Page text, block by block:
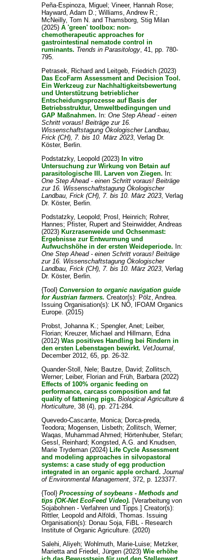
Peña-Espinoza, Miguel ; Vineer, Hannah Rose;
Hayward, Adam D.; Williams, Andrew R.;
McNeilly, Tom N. and Thamsborg, Stig Milan
(2025) A 'green' toolbox: non-
chemotherapeutic approaches for
gastrointestinal nematode control in
ruminants. Trends in Parasitology, 41, pp. 780-
795.
Petrasek, Richard and Leitgeb, Friedrich(2023)
Das EcoFarm Assessment and Decision Tool.
Ein Werkzeug zur Nachhaltigkeitsbewertung
und Unterstützung betrieblicher
Entscheidungsprozesse auf Basis der
Betriebsstruktur, Umweltbedingungen und
GAP Maßnahmen. In: One Step Ahead - einen
Schritt voraus! Beiträge zur 16.
Wissenschaftstagung Ökologischer Landbau,
Frick (CH), 7. bis 10. März 2023, Verlag Dr.
Köster, Berlin.
Podstatzky, Leopold (2023) In vitro
Untersuchung zur Wirkung von Betain auf
parasitologische III. Larven von Ziegen. In:
One Step Ahead - einen Schritt voraus! Beiträge
zur 16. Wissenschaftstagung Ökologischer
Landbau, Frick (CH), 7. bis 10. März 2023, Verlag
Dr. Köster, Berlin.
Podstatzky, Leopold; Prosl, Heinrich; Rohrer,
Hannes; Pfister, Rupertand Steinwidder, Andreas
(2023) Kurzrasenweide und Ochsenmast:
Ergebnisse zur Entwurmung und
Aufwuchshöhe in der ersten Weideperiode. In:
One Step Ahead - einen Schritt voraus! Beiträge
zur 16. Wissenschaftstagung Ökologischer
Landbau, Frick (CH), 7. bis 10. März 2023, Verlag
Dr. Köster, Berlin.
{Tool} Conversion to organic navigation guide
for Austrian farmers. Creator(s): Pölz, Andrea.
Issuing Organisation(s): LK NÖ, IFOAM Organics
Europe. (2015)
Probst, Johanna K.; Spengler, Anet; Leiber,
Florian; Kreuzer, Michael and Hillmann, Edna
(2012) Was positives Handling bei Rindern in
den ersten Lebenstagen bewirkt. VetJournal,
December 2012, 65, pp. 26-32.
Quander-Stoll, Nele; Bautze, David; Zollitsch,
Werner; Leiber, Florianand Früh, Barbara(2022)
Effects of 100% organic feeding on
performance, carcass composition and fat
quality of fattening pigs. Biological Agriculture &
Horticulture, 38 (4), pp. 271-284.
Quevedo-Cascante, Monica; Dorca-preda,
Teodora; Mogensen, Lisbeth; Zollitsch, Werner;
Waqas, Muhammad Ahmed; Hörtenhuber, Stefan;
Gessl, Reinhard; Kongsted, A.G. and Knudsen,
Marie Trydeman(2024) Life Cycle Assessment
and modeling approaches in silvopastoral
systems: a case study of egg production
integrated in an organic apple orchard. Journal
of Environmental Management, 372, p. 123377.
{Tool} Processing of soybeans - Methods and
tips (OK-Net EcoFeed Video). [Verarbeitung von
Sojabohnen - Verfahren und Tipps.] Creator(s):
Rittler, Leopold and Alföldi, Thomas. Issuing
Organisation(s): Donau Soja, FiBL - Research
Institute of Organic Agriculture. (2020)
Salehi, Aliyeh; Wohlmuth, Marie-Luise; Metzker,
Mariettaand Friedel, Jürgen(2023) Wie erhöhe